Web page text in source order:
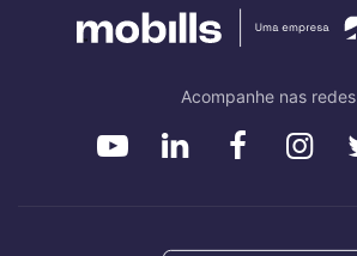
Acompanhe nas redes